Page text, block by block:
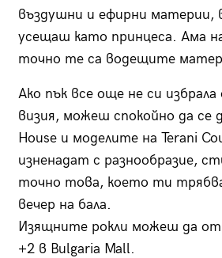
въздушни и ефирни материи,
усещаш като принцеса. Ама
точно те са водещите
Ако пък все още не си избрала
визия, можеш спокойно да се
House и моделите на Terani
изненадат с разнообразие,
точно това, което ти
вечер на бала.
Изящните рокли можеш да
+2 в Bulgaria Mall.